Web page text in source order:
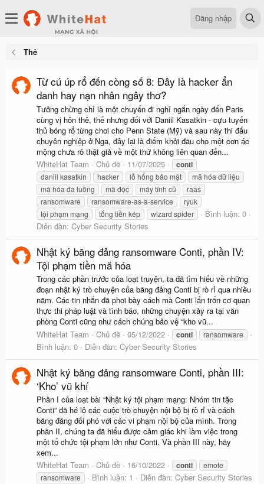
Đăng nhập
Thẻ
Từ cú úp rổ đến còng số 8: Đây là hacker ẩn
danh hay nạn nhân ngây thơ?
Tưởng chừng chỉ là một chuyến đi nghỉ ngắn ngày đến Paris
cùng vị hôn thê, thế nhưng đối với Daniil Kasatkin - cựu tuyển
thủ bóng rổ từng chơi cho Penn State (Mỹ) và sau này thi đấu
chuyên nghiệp ở Nga, đây lại là điểm khởi đầu cho một cơn ác
mộng chưa rõ thật giả về một thứ không liên quan đến...
WhiteHat Team
Chủ đề 11/07/2025 conti
daniil kasatkin hacker lỗ hổng bảo mật
mã hóa dữ liệu
mã hóa đa luồng
mã độc máy tính cũ
raas
ransomware
ransomware-as-a-service
ryuk
tội phạm mạng
tống tiền kép wizard spider
Bình luận: 0
Diễn đàn: Cyber Security Stories
Nhật ký băng đảng ransomware Conti, phần IV:
Tội phạm tiền mã hóa
Trong các phần trước của loạt truyện, ta đã tìm hiểu về những
đoạn nhật ký trò chuyện của băng đảng Conti bị rò rỉ qua nhiều
năm. Các tin nhắn đã phơi bày cách mà Conti lẩn trốn cơ quan
thực thi pháp luật và tình báo, những chuyện xảy ra tại văn
phòng Conti cũng như cách chúng bảo vệ “kho vũ...
WhiteHat Team
Chủ đề 05/12/2022 conti ransomware
Bình luận: 0 Diễn đàn: Cyber Security Stories
Nhật ký băng đảng ransomware Conti, phần III:
‘Kho’ vũ khí
Phần I của loạt bài “Nhật ký tội phạm mạng: Nhóm tin tặc
Conti” đã hé lộ các cuộc trò chuyện nội bộ bị rò rỉ và cách
băng đảng đối phó với các vi phạm nội bộ của mình. Trong
phần II, chúng ta đã hiểu được cảm giác khi làm việc trong
một tổ chức tội phạm lớn như Conti. Và phần III này, hãy
xem...
WhiteHat Team
Chủ đề 16/10/2022 conti
emote
ransomware
Bình luận: 1 Diễn đàn: Cyber Security Stories